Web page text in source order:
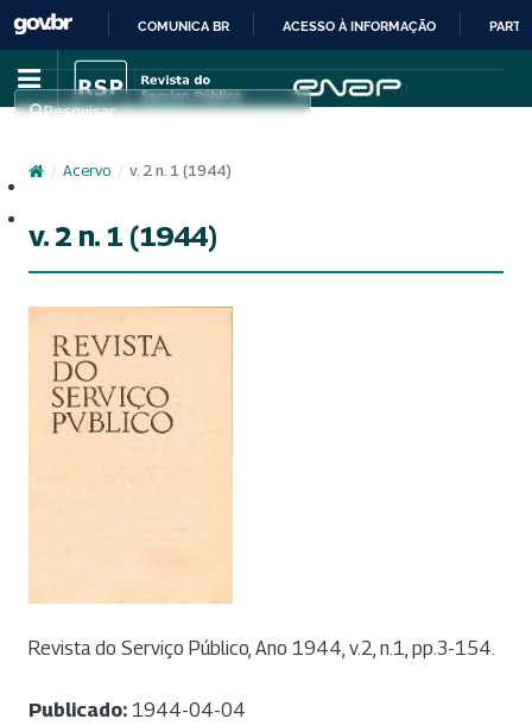
IR
PARA
COMUNICA BR ACESSO À INFORMAÇÃO
Pesquisar
/ Acervo / v. 2 n. 1 (1944)
v. 2 n. 1 (1944)
Revista do Serviço Público, Ano 1944, v.2, n.1, pp.3-154.
Publicado: 1944-04-04